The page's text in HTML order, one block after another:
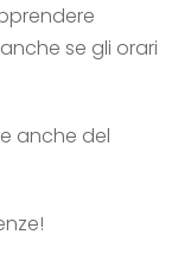
se gli orari
anche del